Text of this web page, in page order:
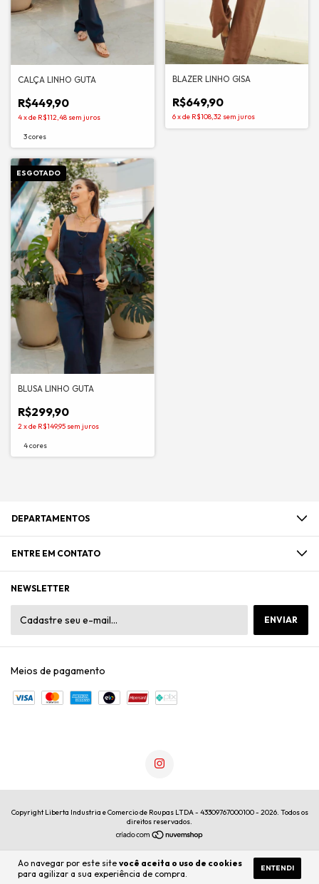
Ao navegar por este site você aceita o uso de cookies
para agilizar a sua experiência de compra.
ENTENDI
CALÇA LINHO GUTA
R$449,90
4xde R$112,48 sem juros
3 cores
BLAZER LINHO GISA
R$649,90
6xde R$108,32 sem juros
ESGOTADO
BLUSA LINHO GUTA
R$299,90
2xde R$149,95 sem juros
4 cores
DEPARTAMENTOS
ENTRE EM CONTATO
NEWSLETTER
Meios de pagamento
Copyright Liberta Industria e Comercio de Roupas LTDA - 43309767000100 - 2026. Todos os
direitos reservados.